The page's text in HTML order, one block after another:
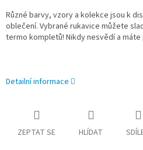
Různé barvy, vzory a kolekce jsou k
oblečení. Vybrané rukavice můžete
termo kompletů! Nikdy nesvědí a
Detailní informace
ZEPTAT SE HLÍDAT